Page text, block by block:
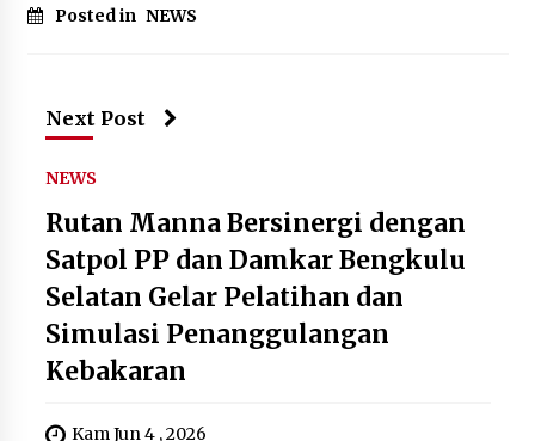
Posted in NEWS
Next Post
NEWS
Rutan Manna Bersinergi dengan
Satpol PP dan Damkar Bengkulu
Selatan Gelar Pelatihan dan
Simulasi Penanggulangan
Kebakaran
Kam Jun 4 , 2026